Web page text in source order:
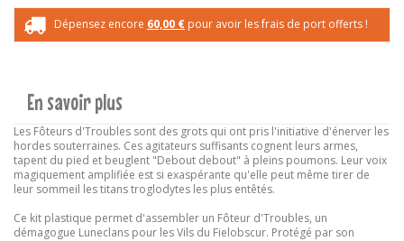
Dépensez encore 60,00 € pour avoir les frais de port offerts !
En savoir plus
Les Fôteurs d'Troubles sont des grots qui ont pris l'initiative d'énerver les
hordes souterraines. Ces agitateurs suffisants cognent leurs armes,
tapent du pied et beuglent "Debout debout" à pleins poumons. Leur voix
magiquement amplifiée est si exaspérante qu'elle peut même tirer de
leur sommeil les titans troglodytes les plus entêtés.
Ce kit plastique permet d'assembler un Fôteur d'Troubles, un
démagogue Luneclans pour les Vils du Fielobscur. Protégé par son